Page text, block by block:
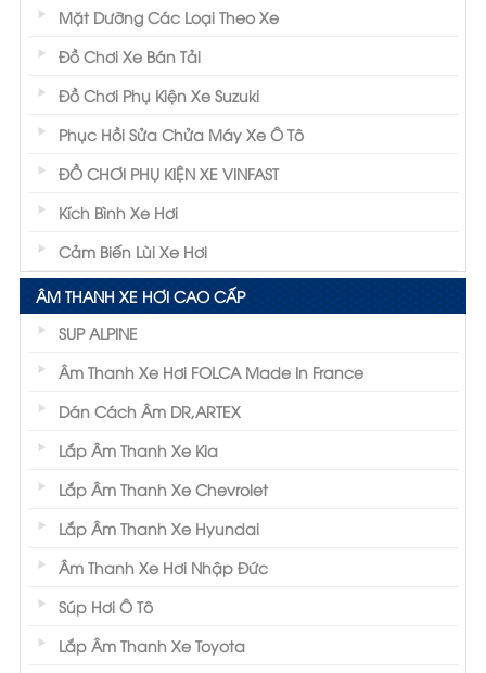
Mặt Dưỡng Các Loại Theo Xe
Đồ Chơi Xe Bán Tải
Đồ Chơi Phụ Kiện Xe Suzuki
Phục Hồi Sửa Chửa Máy Xe Ô Tô
ĐỒ CHƠI PHỤ KIỆN XE VINFAST
Kích Bình Xe Hơi
Cảm Biến Lùi Xe Hơi
ÂM THANH XE HƠI CAO CẤP
SUP ALPINE
Âm Thanh Xe Hơi FOLCA Made In France
Dán Cách Âm DR,ARTEX
Lắp Âm Thanh Xe Kia
Lắp Âm Thanh Xe Chevrolet
Lắp Âm Thanh Xe Hyundai
Âm Thanh Xe Hơi Nhập Đức
Súp Hơi Ô Tô
Lắp Âm Thanh Xe Toyota